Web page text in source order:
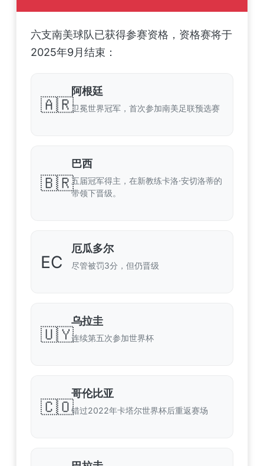
六支南美球队已获得参赛资格，资格赛将于
2025年9月结束：
🇦🇷
阿根廷
卫冕世界冠军，首次参加南美足联预选赛
🇧🇷
巴西
五届冠军得主，在新教练卡洛·安切洛蒂的
带领下晋级。
EC
厄瓜多尔
尽管被罚3分，但仍晋级
🇺🇾
乌拉圭
连续第五次参加世界杯
🇨🇴
哥伦比亚
错过2022年卡塔尔世界杯后重返赛场